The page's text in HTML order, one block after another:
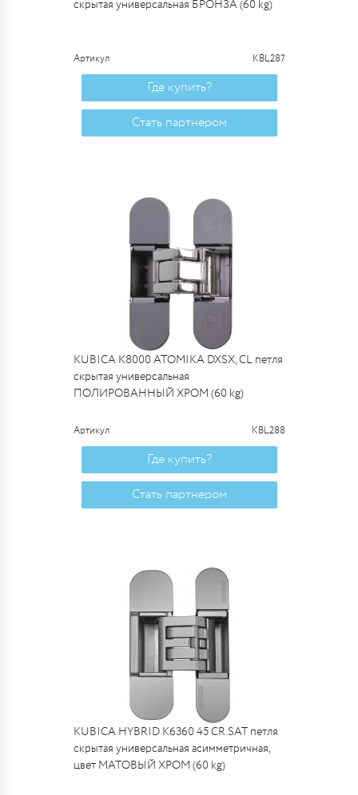
скрытая универсальная БРОНЗА (60 kg)
Артикул KBL287
Где купить?
Стать партнером
KUBICA K8000 ATOMIKA DXSX, CL петля
скрытая универсальная
ПОЛИРОВАННЫЙ ХРОМ (60 kg)
Артикул KBL288
Где купить?
Стать партнером
KUBICA HYBRID K6360 45 CR.SAT петля
скрытая универсальная асимметричная,
цвет МАТОВЫЙ ХРОМ (60 kg)